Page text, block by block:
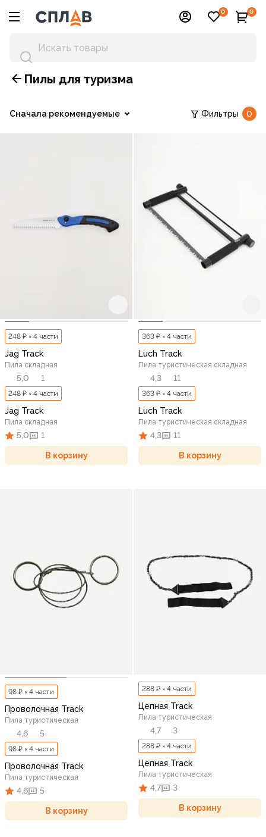
0 0
Пилы для туризма
Сначала рекомендуемые Фильтры 0
248 ₽ × 4 части
Jag Track
Пила складная
5,0 1
248 ₽ × 4 части
Jag Track
Пила складная
5,0 1
В корзину
363 ₽ × 4 части
Luch Track
Пила туристическая складная
4,3 11
363 ₽ × 4 части
Luch Track
Пила туристическая складная
4,3 11
В корзину
98 ₽ × 4 части
Проволочная Track
Пила туристическая
4,6 5
98 ₽ × 4 части
Проволочная Track
Пила туристическая
4,6 5
В корзину
288 ₽ × 4 части
Цепная Track
Пила туристическая
4,7 3
288 ₽ × 4 части
Цепная Track
Пила туристическая
4,7 3
В корзину